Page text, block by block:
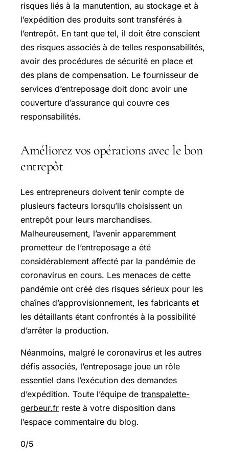
risques liés à la manutention, au stockage et à
l’expédition des produits sont transférés à
l’entrepôt. En tant que tel, il doit être conscient
des risques associés à de telles responsabilités,
avoir des procédures de sécurité en place et
des plans de compensation. Le fournisseur de
services d’entreposage doit donc avoir une
couverture d’assurance qui couvre ces
responsabilités.
Améliorez vos opérations avec le bon
entrepôt
Les entrepreneurs doivent tenir compte de
plusieurs facteurs lorsqu’ils choisissent un
entrepôt pour leurs marchandises.
Malheureusement, l’avenir apparemment
prometteur de l’entreposage a été
considérablement affecté par la pandémie de
coronavirus en cours. Les menaces de cette
pandémie ont créé des risques sérieux pour les
chaînes d’approvisionnement, les fabricants et
les détaillants étant confrontés à la possibilité
d’arrêter la production.
Néanmoins, malgré le coronavirus et les autres
défis associés, l’entreposage joue un rôle
essentiel dans l’exécution des demandes
d’expédition. Toute l’équipe de transpalette-
gerbeur.fr reste à votre disposition dans
l’espace commentaire du blog.
0/5